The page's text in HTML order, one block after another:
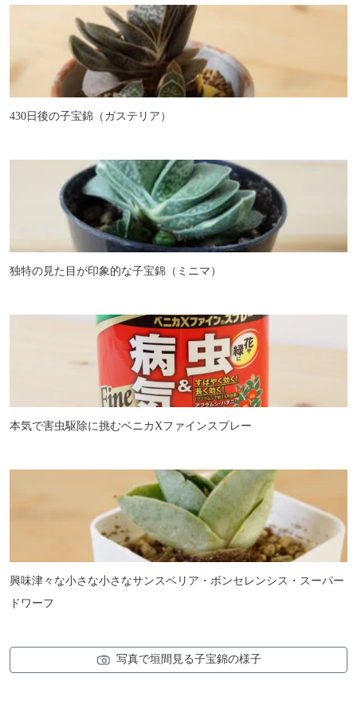
430日後の子宝錦（ガステリア）
独特の見た目が印象的な子宝錦（ミニマ）
本気で害虫駆除に挑むベニカXファインスプレー
興味津々な小さな小さなサンスベリア・ボンセレンシス・スーパー
ドワーフ
写真で垣間見る子宝錦の様子